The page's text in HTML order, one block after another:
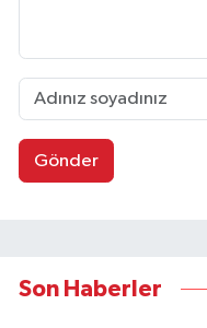
Gönder
Son Haberler